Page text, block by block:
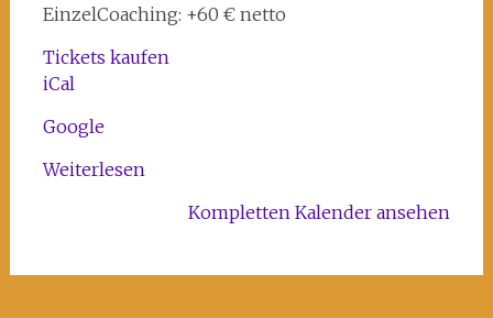
EinzelCoaching: +60 € netto
Tickets kaufen
iCal
Google
Weiterlesen
Kompletten Kalender ansehen